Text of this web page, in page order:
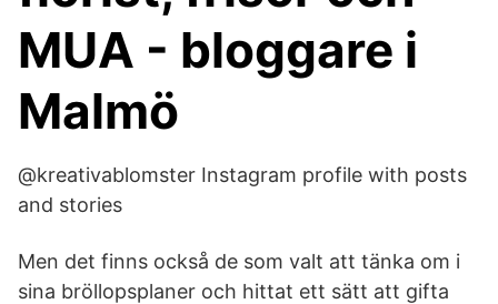
MUA - bloggare i
Malmö
@kreativablomster Instagram profile with posts
and stories
Men det finns också de som valt att tänka om i
sina bröllopsplaner och hittat ett sätt att gifta